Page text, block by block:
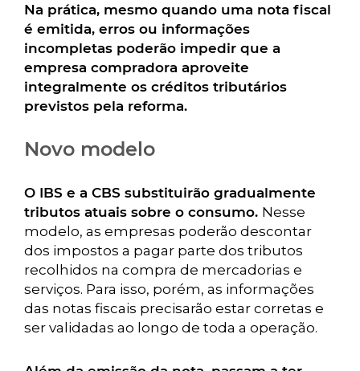
Na prática, mesmo quando uma nota fiscal
é emitida, erros ou informações
incompletas poderão impedir que a
empresa compradora aproveite
integralmente os créditos tributários
previstos pela reforma.
Novo modelo
O IBS e a CBS substituirão gradualmente
tributos atuais sobre o consumo. Nesse
modelo, as empresas poderão descontar
dos impostos a pagar parte dos tributos
recolhidos na compra de mercadorias e
serviços. Para isso, porém, as informações
das notas fiscais precisarão estar corretas e
ser validadas ao longo de toda a operação.